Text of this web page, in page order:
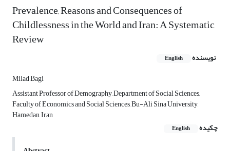
Prevalence, Reasons and Consequences of
Childlessness in the World and Iran: A Systematic
Review
نویسنده English
Milad Bagi
Assistant Professor of Demography, Department of Social Sciences,
Faculty of Economics and Social Sciences, Bu-Ali Sina University,
Hamedan, Iran
چکیده
English